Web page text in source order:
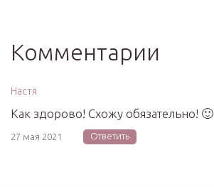
Комментарии
Настя
Как здорово! Схожу обязательно! 🙂
27 мая 2021 Ответить